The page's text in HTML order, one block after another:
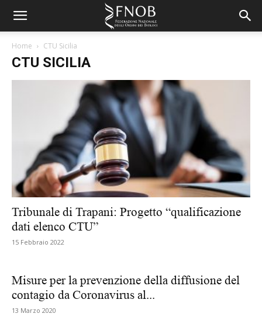
Home CTU Sicilia
CTU SICILIA
Tribunale di Trapani: Progetto “qualificazione
dati elenco CTU”
15 Febbraio 2022
Misure per la prevenzione della diffusione del
contagio da Coronavirus al...
13 Marzo 2020